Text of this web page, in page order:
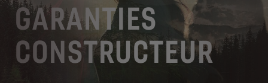
GARANTIES
CONSTRUCTEUR